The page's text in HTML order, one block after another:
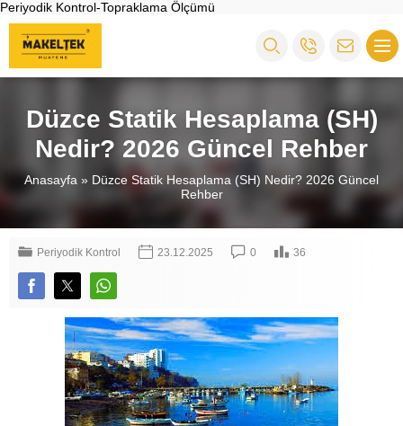
Periyodik Kontrol-Topraklama Ölçümü
Düzce Statik Hesaplama (SH)
Nedir? 2026 Güncel Rehber
Anasayfa » Düzce Statik Hesaplama (SH) Nedir? 2026 Güncel
Rehber
Periyodik Kontrol 23.12.2025 0 36